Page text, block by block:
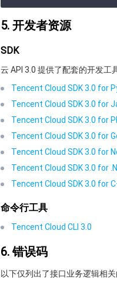
5. 开发者资源
SDK
云 API 3.0 提供了配套的开发工
Tencent Cloud SDK 3.0 for
Tencent Cloud SDK 3.0 for
Tencent Cloud SDK 3.0 for
Tencent Cloud SDK 3.0 for
Tencent Cloud SDK 3.0 for
Tencent Cloud SDK 3.0 for
Tencent Cloud SDK 3.0 for
命令行工具
Tencent Cloud CLI 3.0
6. 错误码
以下仅列出了接口业务逻辑相